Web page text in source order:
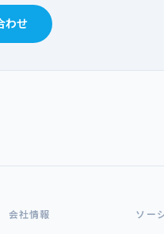
わせ
会社情報 ソー